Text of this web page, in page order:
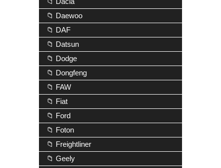
📁 Daewoo
📁 DAF
📁 Datsun
📁 Dodge
📁 Dongfeng
📁 FAW
📁 Fiat
📁 Ford
📁 Foton
📁 Freightliner
📁 Geely